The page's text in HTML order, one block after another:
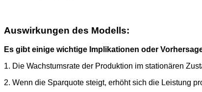
Auswirkungen des Modells:
Es gibt einige wichtige Implikationen oder
1. Die Wachstumsrate der Produktion im stationären
2. Wenn die Sparquote steigt, erhöht sich die Leistung